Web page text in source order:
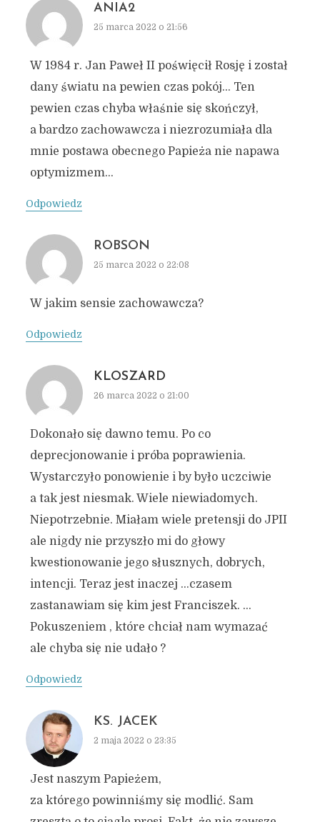
ANIA2
25 marca 2022 o 21:56
W 1984 r. Jan Paweł II poświęcił Rosję i został
dany światu na pewien czas pokój… Ten
pewien czas chyba właśnie się skończył,
a bardzo zachowawcza i niezrozumiała dla
mnie postawa obecnego Papieża nie napawa
optymizmem…
Odpowiedz
ROBSON
25 marca 2022 o 22:08
W jakim sensie zachowawcza?
Odpowiedz
KLOSZARD
26 marca 2022 o 21:00
Dokonało się dawno temu. Po co
deprecjonowanie i próba poprawienia.
Wystarczyło ponowienie i by było uczciwie
a tak jest niesmak. Wiele niewiadomych.
Niepotrzebnie. Miałam wiele pretensji do JPII
ale nigdy nie przyszło mi do głowy
kwestionowanie jego słusznych, dobrych,
intencji. Teraz jest inaczej …czasem
zastanawiam się kim jest Franciszek. …
Pokuszeniem , które chciał nam wymazać
ale chyba się nie udało ?
Odpowiedz
KS. JACEK
2 maja 2022 o 23:35
Jest naszym Papieżem,
za którego powinniśmy się modlić. Sam